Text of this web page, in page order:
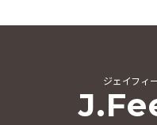
ジェイフィ